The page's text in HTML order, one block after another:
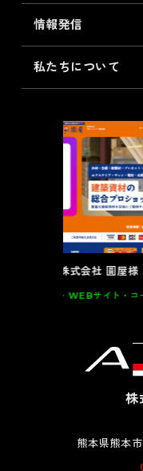
情報発信
私たちについて
大川全家具様
グラフィック
株
熊本県熊本